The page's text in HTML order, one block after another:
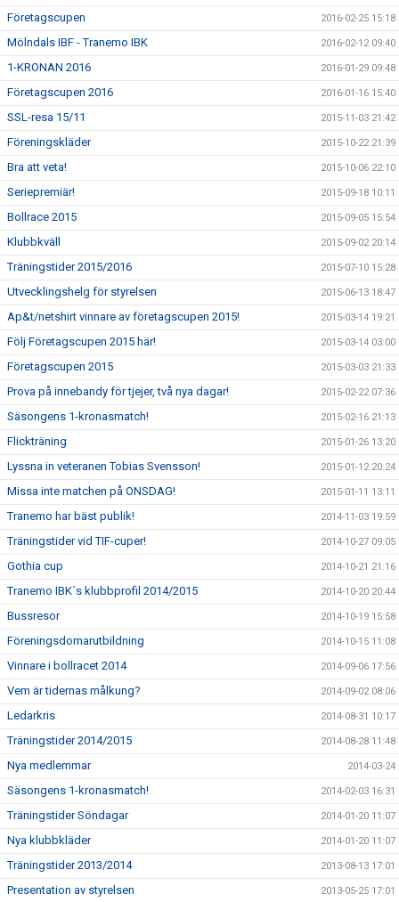
Företagscupen 2016-02-25 15:18
Mölndals IBF - Tranemo IBK 2016-02-12 09:40
1-KRONAN 2016 2016-01-29 09:48
Företagscupen 2016 2016-01-16 15:40
SSL-resa 15/11 2015-11-03 21:42
Föreningskläder 2015-10-22 21:39
Bra att veta! 2015-10-06 22:10
Seriepremiär! 2015-09-18 10:11
Bollrace 2015 2015-09-05 15:54
Klubbkväll 2015-09-02 20:14
Träningstider 2015/2016 2015-07-10 15:28
Utvecklingshelg för styrelsen 2015-06-13 18:47
Ap&t/netshirt vinnare av företagscupen 2015! 2015-03-14 19:21
Följ Företagscupen 2015 här! 2015-03-14 03:00
Företagscupen 2015 2015-03-03 21:33
Prova på innebandy för tjejer, två nya dagar! 2015-02-22 07:36
Säsongens 1-kronasmatch! 2015-02-16 21:13
Flickträning 2015-01-26 13:20
Lyssna in veteranen Tobias Svensson! 2015-01-12 20:24
Missa inte matchen på ONSDAG! 2015-01-11 13:11
Tranemo har bäst publik! 2014-11-03 19:59
Träningstider vid TIF-cuper! 2014-10-27 09:05
Gothia cup 2014-10-21 21:16
Tranemo IBK´s klubbprofil 2014/2015 2014-10-20 20:44
Bussresor 2014-10-19 15:58
Föreningsdomarutbildning 2014-10-15 11:08
Vinnare i bollracet 2014 2014-09-06 17:56
Vem är tidernas målkung? 2014-09-02 08:06
Ledarkris 2014-08-31 10:17
Träningstider 2014/2015 2014-08-28 11:48
Nya medlemmar 2014-03-24
Säsongens 1-kronasmatch! 2014-02-03 16:31
Träningstider Söndagar 2014-01-20 11:07
Nya klubbkläder 2014-01-20 11:07
Träningstider 2013/2014 2013-08-13 17:01
Presentation av styrelsen 2013-05-25 17:01